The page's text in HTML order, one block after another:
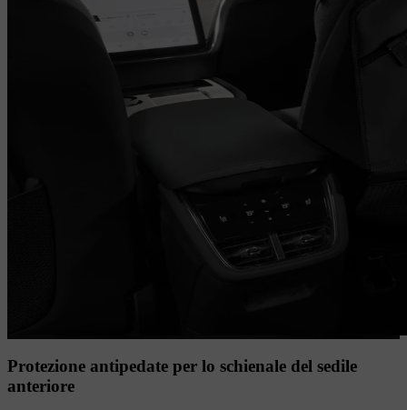
Protezione antipedate per lo schienale del sedile
anteriore